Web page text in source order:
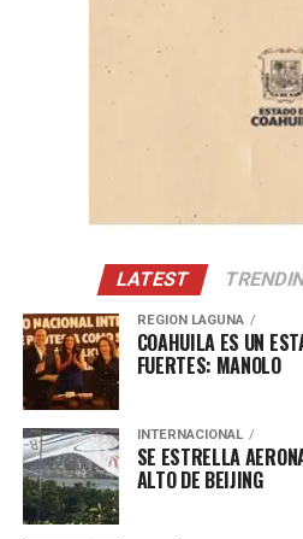
LATEST
REGION LAGUNA
COAHUILA ES UN
FUERTES: MANOLO
INTERNACIONAL
SE ESTRELLA
ALTO DE BEIJING